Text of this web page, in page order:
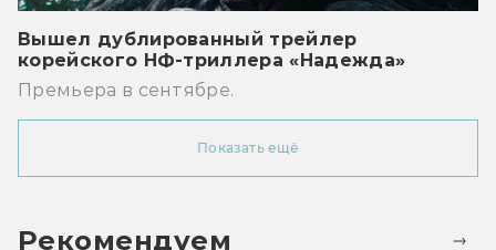
Вышел дублированный трейлер
корейского НФ-триллера «Надежда»
Премьера в сентябре.
Показать ещё
Рекомендуем